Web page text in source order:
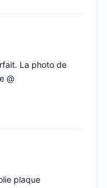
La photo de
@
plaque